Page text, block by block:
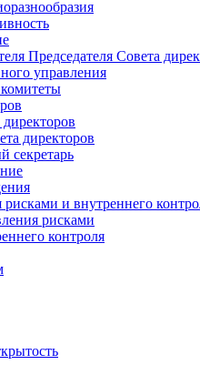
Председателя Совета
управления
директоров
секретарь
и внутреннего
рисками
контроля